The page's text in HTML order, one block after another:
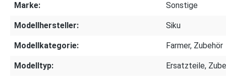
Marke: Sonstige
Modellhersteller: Siku
Modellkategorie: Farmer, Zubehör
Modelltyp: Ersatzteile,